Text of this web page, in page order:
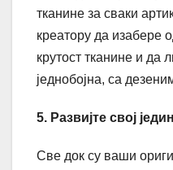
тканине за сваки
креатору да изабере
крутост тканине и да
једнобојна, са
5. Развијте свој
Све док су ваши